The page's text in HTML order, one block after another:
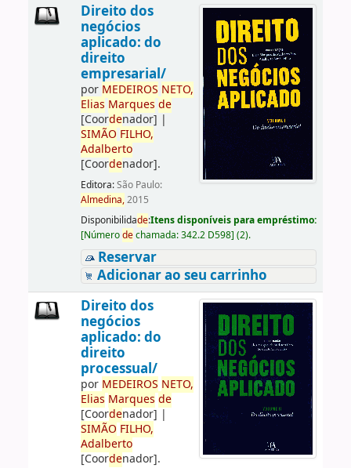
Direito dos
negócios
aplicado: do
direito
empresarial/
por MEDEIROS NETO,
Elias Marques de
[Coordenador] |
SIMÃO FILHO,
Adalberto
[Coordenador].
Editora:São Paulo:
Almedina,2015
Disponibilidade:Itens disponíveis para empréstimo:
[Númerodechamada:342.2 D598] (2).
Reservar
Adicionar ao seu carrinho
Direito dos
negócios
aplicado: do
direito
processual/
por MEDEIROS NETO,
Elias Marques de
[Coordenador] |
SIMÃO FILHO,
Adalberto
[Coordenador].